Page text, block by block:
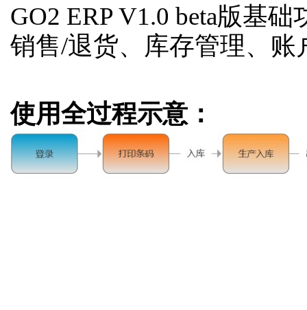
GO2 ERP V1.0 beta版基
销售/退货、库存管理、账
使用全过程示意：